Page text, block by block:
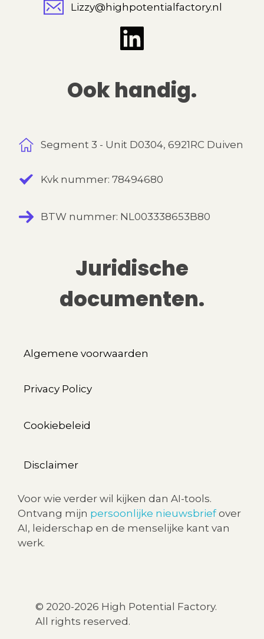
Lizzy@highpotentialfactory.nl
Ook handig.
Segment 3 - Unit D0304, 6921RC Duiven
Kvk nummer: 78494680
BTW nummer: NL003338653B80
Juridische
documenten.
Algemene voorwaarden
Privacy Policy
Cookiebeleid
Disclaimer
Voor wie verder wil kijken dan AI-tools.
Ontvang mijn persoonlijke nieuwsbriefover
AI, leiderschap en de menselijke kant van
werk.
© 2020-2026 High Potential Factory.
All rights reserved.